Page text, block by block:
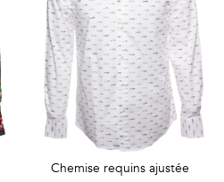
Chemise requins ajustée